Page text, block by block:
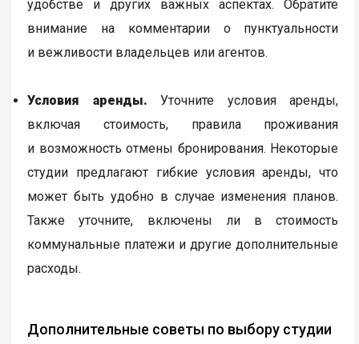
удобстве и других важных аспектах. Обратите
внимание на комментарии о пунктуальности
и вежливости владельцев или агентов.
Условия аренды. Уточните условия аренды,
включая стоимость, правила проживания
и возможность отмены бронирования. Некоторые
студии предлагают гибкие условия аренды, что
может быть удобно в случае изменения планов.
Также уточните, включены ли в стоимость
коммунальные платежи и другие дополнительные
расходы.
Дополнительные советы по выбору студии